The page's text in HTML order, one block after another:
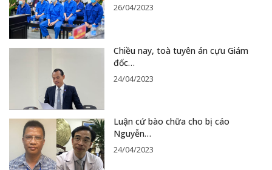
26/04/2023
Chiều nay, toà tuyên án cựu Giám
đốc…
24/04/2023
Luận cứ bào chữa cho bị cáo
Nguyễn…
24/04/2023